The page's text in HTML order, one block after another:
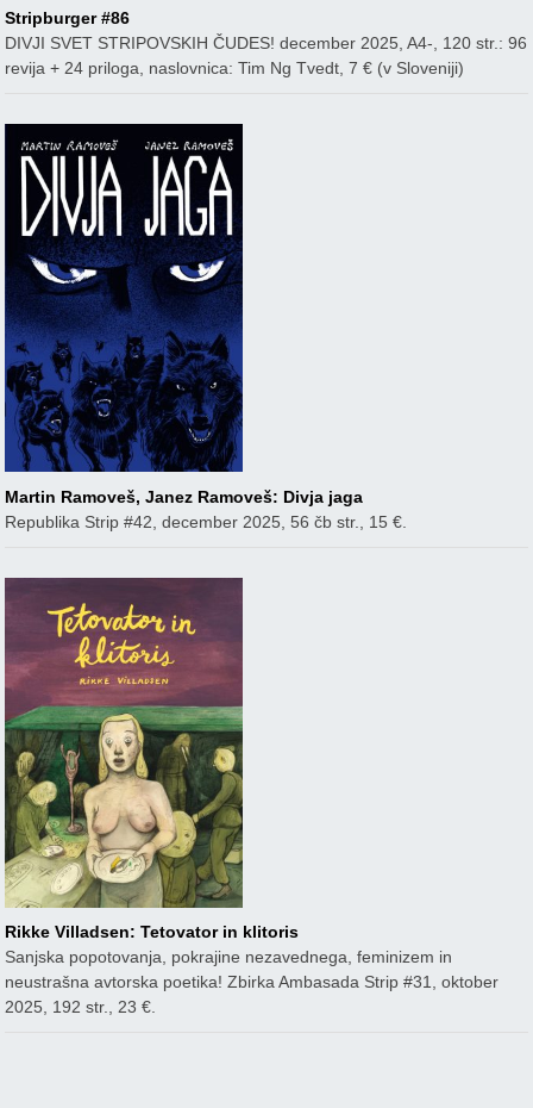
Stripburger #86
DIVJI SVET STRIPOVSKIH ČUDES! december 2025, A4-, 120 str.: 96
revija + 24 priloga, naslovnica: Tim Ng Tvedt, 7 € (v Sloveniji)
Martin Ramoveš, Janez Ramoveš: Divja jaga
Republika Strip #42, december 2025, 56 čb str., 15 €.
Rikke Villadsen: Tetovator in klitoris
Sanjska popotovanja, pokrajine nezavednega, feminizem in
neustrašna avtorska poetika! Zbirka Ambasada Strip #31, oktober
2025, 192 str., 23 €.